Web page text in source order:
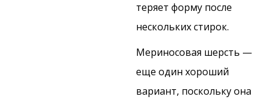
теряет форму после
нескольких стирок.
Мериносовая шерсть —
еще один хороший
вариант, поскольку она